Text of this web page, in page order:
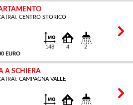
(RA), CENTRO STORICO
EURO
148 4 2
A SCHIERA
(RA), CAMPAGNA VALLE